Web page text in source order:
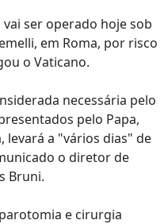
vai ser operado hoje sob
em Roma, por risco
o Vaticano.
necessária pelo
pelo Papa,
levará a "vários dias" de
o diretor de
Bruni.
e cirurgia